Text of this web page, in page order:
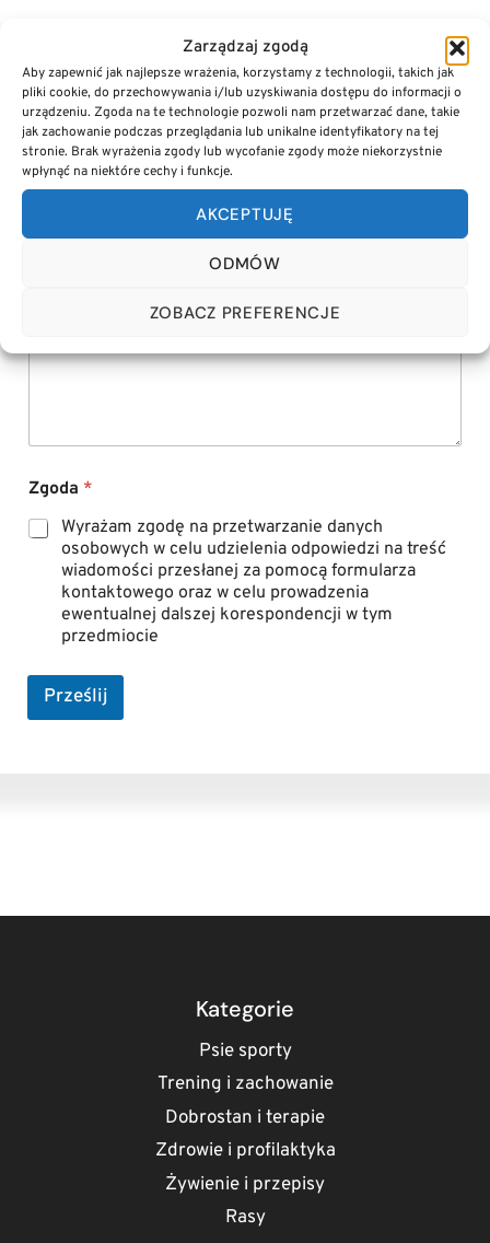
Zarządzaj zgodą
Aby zapewnić jak najlepsze wrażenia, korzystamy z technologii, takich jak
pliki cookie, do przechowywania i/lub uzyskiwania dostępu do informacji o
urządzeniu. Zgoda na te technologie pozwoli nam przetwarzać dane, takie
jak zachowanie podczas przeglądania lub unikalne identyfikatory na tej
stronie. Brak wyrażenia zgody lub wycofanie zgody może niekorzystnie
wpłynąć na niektóre cechy i funkcje.
AKCEPTUJĘ
ODMÓW
ZOBACZ PREFERENCJE
o
d
a
e
-
m
l
i
s
Adres e-mail*
Zgoda *
Wyrażam zgodę na przetwarzanie danych
osobowych w celu udzielenia odpowiedzi na treść
wiadomości przesłanej za pomocą formularza
kontaktowego oraz w celu prowadzenia
ewentualnej dalszej korespondencji w tym
przedmiocie
Prześlij
Kategorie
Psie sporty
Trening i zachowanie
Dobrostan i terapie
Zdrowie i profilaktyka
Żywienie i przepisy
Rasy